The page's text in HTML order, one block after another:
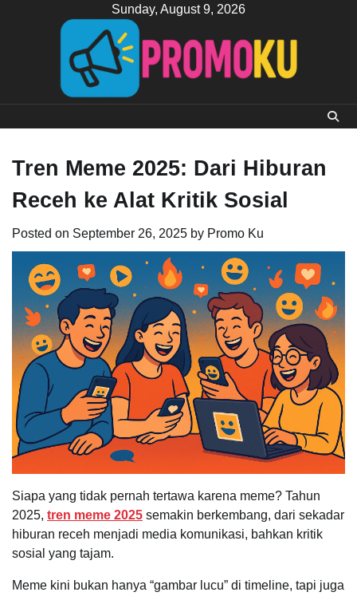
Sunday, August 9, 2026
Tren Meme 2025: Dari Hiburan
Receh ke Alat Kritik Sosial
Posted on September 26, 2025 by Promo Ku
Siapa yang tidak pernah tertawa karena meme? Tahun
2025, tren meme 2025 semakin berkembang, dari sekadar
hiburan receh menjadi media komunikasi, bahkan kritik
sosial yang tajam.
Meme kini bukan hanya “gambar lucu” di timeline, tapi juga